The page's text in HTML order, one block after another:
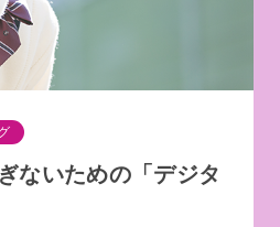
ないための「デジタ